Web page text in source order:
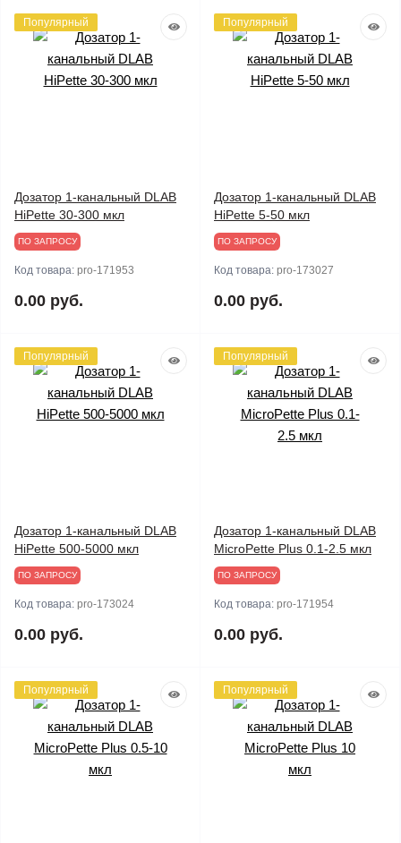
Популярный
Дозатор 1-канальный DLAB
HiPette 30-300 мкл
ПО ЗАПРОСУ
Код товара: pro-171953
0.00 руб.
Популярный
Дозатор 1-канальный DLAB
HiPette 5-50 мкл
ПО ЗАПРОСУ
Код товара: pro-173027
0.00 руб.
Популярный
Дозатор 1-канальный DLAB
HiPette 500-5000 мкл
ПО ЗАПРОСУ
Код товара: pro-173024
0.00 руб.
Популярный
Дозатор 1-канальный DLAB
MicroPette Plus 0.1-2.5 мкл
ПО ЗАПРОСУ
Код товара: pro-171954
0.00 руб.
Популярный Популярный